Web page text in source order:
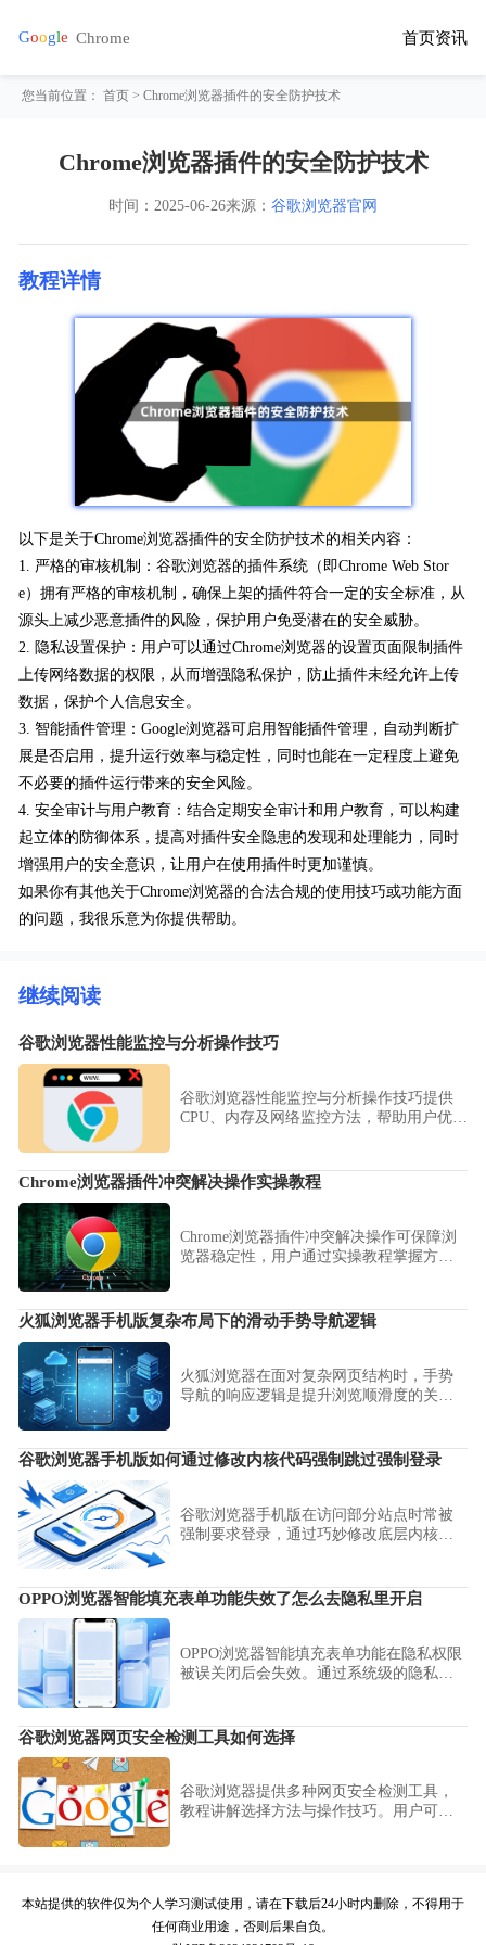
首页资讯
您当前位置：首页 > Chrome浏览器插件的安全防护技术
Chrome浏览器插件的安全防护技术
时间： 2025-06-26来源： 谷歌浏览器官网
教程详情
以下是关于Chrome浏览器插件的安全防护技术的相关内容：
1. 严格的审核机制：谷歌浏览器的插件系统（即Chrome Web Stor
e）拥有严格的审核机制，确保上架的插件符合一定的安全标准，从
源头上减少恶意插件的风险，保护用户免受潜在的安全威胁。
2. 隐私设置保护：用户可以通过Chrome浏览器的设置页面限制插件
上传网络数据的权限，从而增强隐私保护，防止插件未经允许上传
数据，保护个人信息安全。
3. 智能插件管理：Google浏览器可启用智能插件管理，自动判断扩
展是否启用，提升运行效率与稳定性，同时也能在一定程度上避免
不必要的插件运行带来的安全风险。
4. 安全审计与用户教育：结合定期安全审计和用户教育，可以构建
起立体的防御体系，提高对插件安全隐患的发现和处理能力，同时
增强用户的安全意识，让用户在使用插件时更加谨慎。
如果你有其他关于Chrome浏览器的合法合规的使用技巧或功能方面
的问题，我很乐意为你提供帮助。
继续阅读
谷歌浏览器性能监控与分析操作技巧
谷歌浏览器性能监控与分析操作技巧提供
CPU、内存及网络监控方法，帮助用户优化
Chrome浏览器插件冲突解决操作实操教程
Chrome浏览器插件冲突解决操作可保障浏
览器稳定性，用户通过实操教程掌握方
火狐浏览器手机版复杂布局下的滑动手势导航逻辑
火狐浏览器在面对复杂网页结构时，手势
导航的响应逻辑是提升浏览顺滑度的关
置的技巧，确保操作精准、丝滑且无冲
谷歌浏览器手机版如何通过修改内核代码强制跳过强制登录
谷歌浏览器手机版在访问部分站点时常被
强制要求登录，通过巧妙修改底层内核配
畅的网页浏览体验。
OPPO浏览器智能填充表单功能失效了怎么去隐私里开启
OPPO浏览器智能填充表单功能在隐私权限
被误关闭后会失效。通过系统级的隐私管
率。
谷歌浏览器网页安全检测工具如何选择
谷歌浏览器提供多种网页安全检测工具，
教程讲解选择方法与操作技巧。用户可有
本站提供的软件仅为个人学习测试使用，请在下载后24小时内删除，不得用于
任何商业用途，否则后果自负。